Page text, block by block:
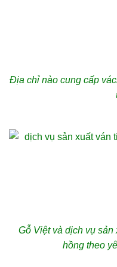
Địa chỉ nào cung cấp
Gỗ Việt và dịch vụ
hồng theo